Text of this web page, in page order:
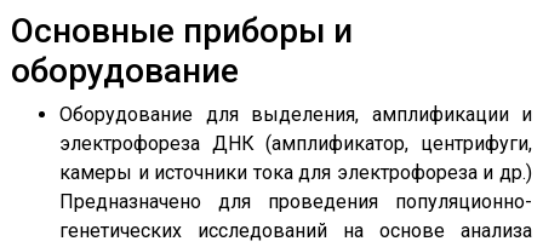
Основные приборы и
оборудование
Оборудование для выделения, амплификации и
электрофореза ДНК (амплификатор, центрифуги,
камеры и источники тока для электрофореза и др.)
Предназначено для проведения популяционно-
генетических исследований на основе анализа